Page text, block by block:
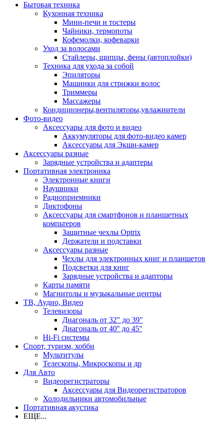
Бытовая техника
Кухонная техника
Мини-печи и тостеры
Чайники, термопоты
Кофемолки, кофеварки
Уход за волосами
Стайлеры, щипцы, фены (автоплойки)
Техника для ухода за собой
Эпиляторы
Машинки для стрижки волос
Триммеры
Массажеры
Кондиционеры,вентиляторы,увлажнители
Фото-видео
Аксессуары для фото и видео
Аккумуляторы для фото-видео камер
Аксессуары для Экшн-камер
Аксессуары разные
Зарядные устройства и адаптеры
Портативная электроника
Электронные книги
Наушники
Радиоприемники
Диктофоны
Аксессуары для смартфонов и планшетных
компьтеров
Защитные чехлы Optrix
Держатели и подставки
Аксессуары разные
Чехлы для электронных книг и планшетов
Подсветки для книг
Зарядные устройства и адапторы
Карты памяти
Магнитолы и музыкальные центры
ТВ, Аудио, Видео
Телевизоры
Диагональ от 32" до 39"
Диагональ от 40'' до 45''
Hi-Fi системы
Спорт, туризм, хобби
Мультитулы
Телескопы, Микроскопы и др
Для Авто
Видеорегистраторы
Аксессуары для Видеорегистраторов
Холодильники автомобильные
Портативная акустика
ЕЩЕ...